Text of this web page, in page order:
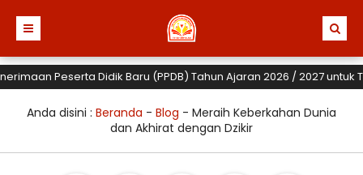
Peserta Didik Baru (PPDB) Tahun Ajaran 2026 / 2027 untuk
Anda disini : Beranda - Blog - Meraih Keberkahan Dunia
dan Akhirat dengan Dzikir